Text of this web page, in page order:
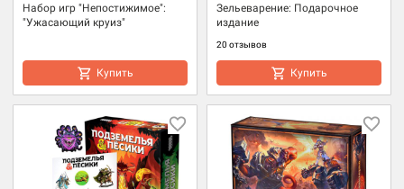
Набор игр "Непостижимое":
"Ужасающий круиз"
Купить
Зельеварение: Подарочное
издание
20 отзывов
Купить